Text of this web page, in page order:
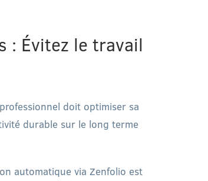
: Évitez le travail
doit optimiser sa
durable sur le long terme
automatique via Zenfolio est